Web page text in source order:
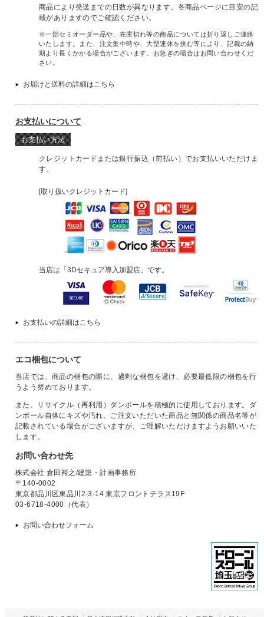
商品により発送までの日数が異なります。各商品ページに目安の記
載がありますのでご確認ください。
※一部セミオーダー品や、在庫切れ等の商品については折り返しご連絡
いたします。また、注文集中時や、大型連休を挟む等により、記載の納
期より長くかかる場合がございます。お急ぎの場合はお問い合わせくだ
さい。
お届けと送料の詳細はこちら
お支払いについて
お支払い方法
クレジットカードまたは銀行振込（前払い）でお支払いいただけま
す。
[取り扱いクレジットカード]
当店は「3Dセキュア導入加盟店」です。
お支払いの詳細はこちら
エコ梱包について
当店では、商品の梱包の際に、過剰な梱包を避け、必要最低限の梱包を行
うよう努めております。
また、リサイクル（再利用）ダンボールを積極的に使用しております。ダ
ンボール自体にキズや汚れ、ご注文いただいた商品と無関係の商品名等が
記載されている場合がございますが、ご理解いただけますようお願いいた
します。
お問い合わせ先
株式会社 倉田裕之/建築・計画事務所
〒140-0002
東京都品川区東品川2-3-14 東京フロントテラス19F
03-6718-4000（代表）
お問い合わせフォーム